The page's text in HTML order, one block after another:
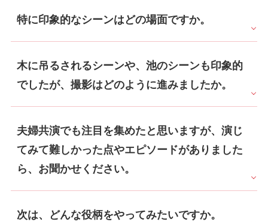
特に印象的なシーンはどの場面ですか。
木に吊るされるシーンや、池のシーンも印象的
でしたが、撮影はどのように進みましたか。
夫婦共演でも注目を集めたと思いますが、演じ
てみて難しかった点やエピソードがありました
ら、お聞かせください。
次は、どんな役柄をやってみたいですか。